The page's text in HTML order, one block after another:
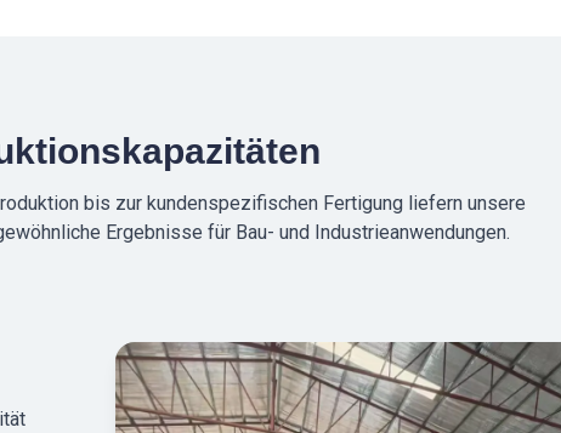
bis zur kundenspezifischen Fertigung liefern unsere
Ergebnisse für Bau- und Industrieanwendungen.